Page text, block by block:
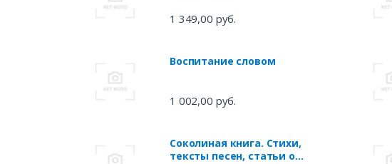
1 349,00 руб.
Воспитание словом
1 002,00 руб.
Соколиная книга. Стихи,
тексты песен, статьи о